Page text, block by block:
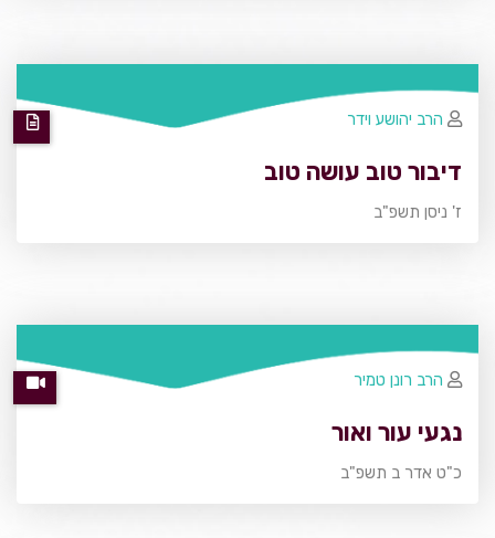
דיבור טוב עושה טוב
ז' ניסן תשפ"ב
הרב יהושע וידר
נגעי עור ואור
כ"ט אדר ב תשפ"ב
הרב רונן טמיר